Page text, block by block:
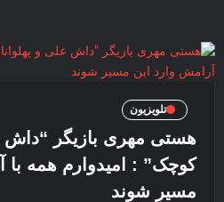
تلویزیون
هستی مهری بازیگر “داش
کوچک” : امیدوارم همه با
مسیر شوند